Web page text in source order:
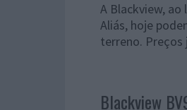
A Blackview,
Aliás, hoje
terreno. Preços
Blackview